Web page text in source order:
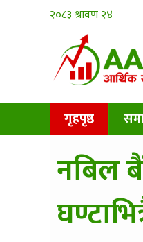
गृहपृष्ठ
नबिल